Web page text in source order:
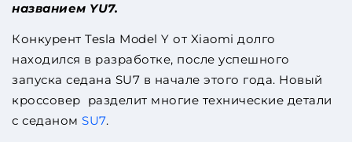
названием YU7.
Конкурент Tesla Model Y от Xiaomi долго
находился в разработке, после успешного
запуска седана SU7 в начале этого года. Новый
кроссовер разделит многие технические детали
с седаном SU7.